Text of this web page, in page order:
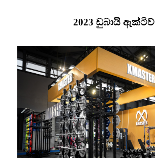
2023 ඩුබායි ඇක්ටිව්